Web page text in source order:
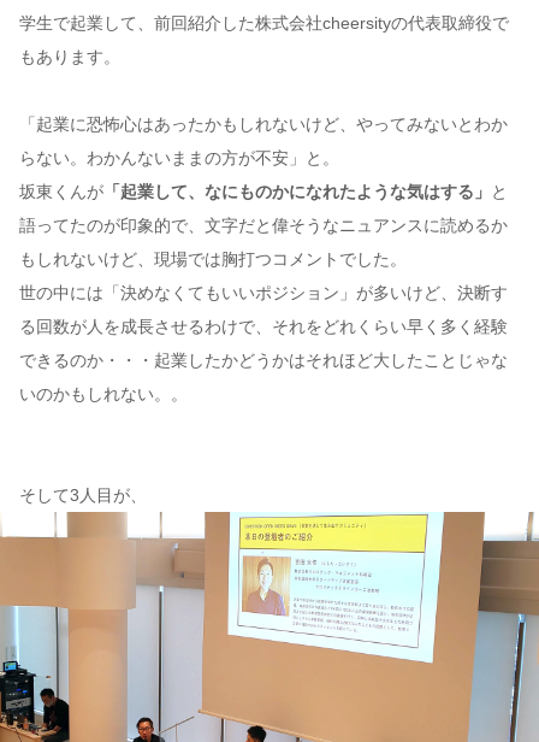
学生で起業して、前回紹介した株式会社cheersityの代表取締役で
もあります。
「起業に恐怖心はあったかもしれないけど、やってみないとわか
らない。わかんないままの方が不安」と。
坂東くんが 「起業して、なにものかになれたような気はする」 と
語ってたのが印象的で、文字だと偉そうなニュアンスに読めるか
もしれないけど、現場では胸打つコメントでした。
世の中には「決めなくてもいいポジション」が多いけど、決断す
る回数が人を成長させるわけで、それをどれくらい早く多く経験
できるのか・・・起業したかどうかはそれほど大したことじゃな
いのかもしれない。。
そして3人目が、